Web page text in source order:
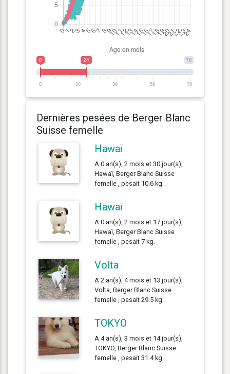
78
0 24
0 20 39 59 78
Dernières pesées de Berger Blanc
Suisse femelle
Hawaï
A 0 an(s), 2 mois et 30 jour(s),
Hawaï, Berger Blanc Suisse
femelle , pesait 10.6 kg.
Hawaï
A 0 an(s), 2 mois et 17 jour(s),
Hawaï, Berger Blanc Suisse
femelle , pesait 7 kg.
Volta
A 2 an(s), 4 mois et 13 jour(s),
Volta, Berger Blanc Suisse
femelle , pesait 29.5 kg.
TOKYO
A 4 an(s), 3 mois et 14 jour(s),
TOKYO, Berger Blanc Suisse
femelle , pesait 31.4 kg.